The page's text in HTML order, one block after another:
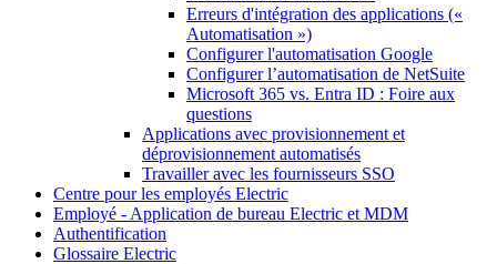
Erreurs d'intégration des applications («
Automatisation »)
Configurer l'automatisation Google
Configurer l’automatisation de NetSuite
Microsoft 365 vs. Entra ID : Foire aux
questions
Applications avec provisionnement et
déprovisionnement automatisés
Travailler avec les fournisseurs SSO
Centre pour les employés Electric
Employé - Application de bureau Electric et MDM
Authentification
Glossaire Electric